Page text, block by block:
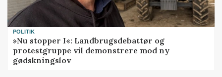
POLITIK
»Nu stopper I«: Landbrugsdebattør og
protestgruppe vil demonstrere mod ny
gødskningslov